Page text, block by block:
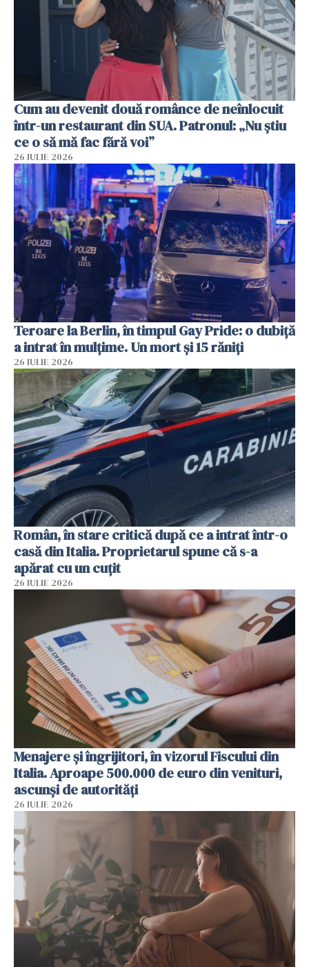
Cum au devenit două românce de neînlocuit
într-un restaurant din SUA. Patronul: „Nu știu
ce o să mă fac fără voi”
26 IULIE 2026
Teroare la Berlin, în timpul Gay Pride: o dubiță
a intrat în mulțime. Un mort și 15 răniți
26 IULIE 2026
Român, în stare critică după ce a intrat într-o
casă din Italia. Proprietarul spune că s-a
apărat cu un cuțit
26 IULIE 2026
Menajere și îngrijitori, în vizorul Fiscului din
Italia. Aproape 500.000 de euro din venituri,
ascunși de autorități
26 IULIE 2026